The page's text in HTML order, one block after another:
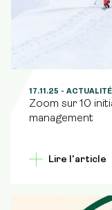
17.11.25 -
Zoom sur 10
management
Lire l'article